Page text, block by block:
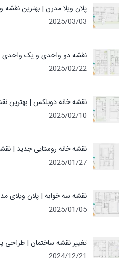
پلان ویلا مدرن | بهترین نقشه ویلایی
2025/03/03
نقشه دو واحدی و یک واحدی | نقشه ۲ طبقه
2025/02/22
نقشه خانه دوبلکس | بهترین
2025/02/10
نقشه خانه روستایی جدید |
2025/01/27
نقشه سه خوابه | پلان ویلای
2025/01/05
تغییر نقشه ساختمان |